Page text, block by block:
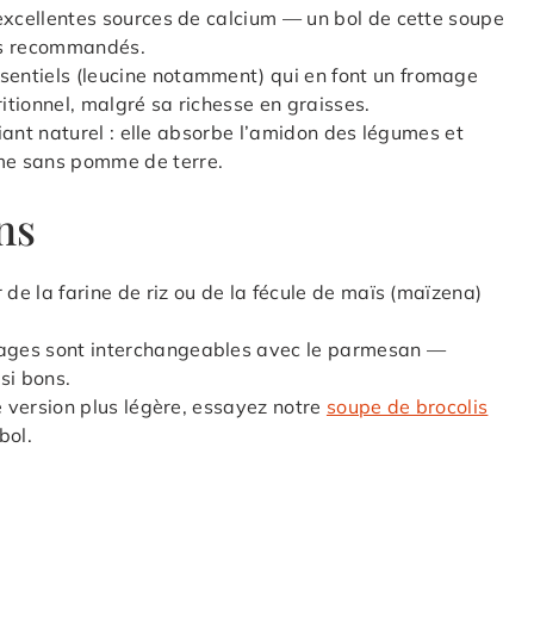
sources de calcium — un bol de cette soupe
recommandés.
(leucine notamment) qui en font un fromage
malgré sa richesse en graisses.
naturel : elle absorbe l’amidon des légumes et
sans pomme de terre.
la farine de riz ou de la fécule de maïs (maïzena)
sont interchangeables avec le parmesan —
bons.
plus légère, essayez notre soupe de brocolis